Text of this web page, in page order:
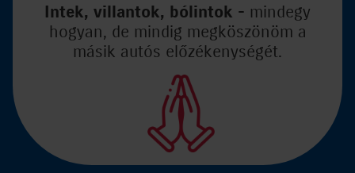
Intek, villantok, bólintok - mindegy
hogyan, de mindig megköszönöm a
másik autós előzékenységét.